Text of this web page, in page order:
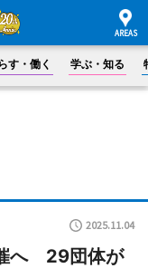
す・働く 学ぶ・知る
2025.11.04
催へ 29団体が